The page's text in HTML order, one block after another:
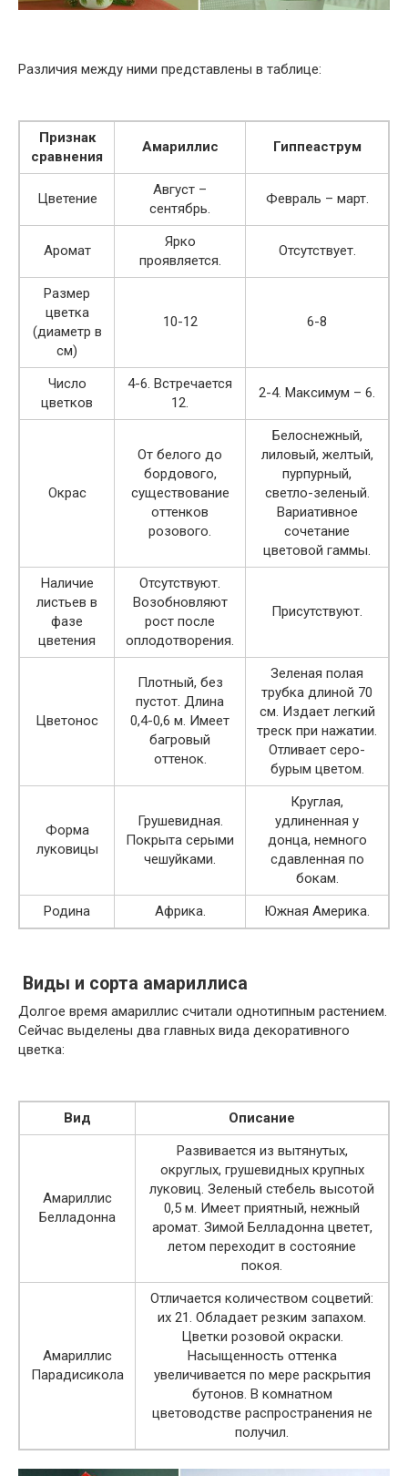
Различия между ними представлены в таблице:
Признак
сравнения
Амариллис Гиппеаструм
Цветение
Август –
сентябрь.
Февраль – март.
Аромат
Ярко
проявляется.
Отсутствует.
Размер
цветка
(диаметр в
см)
10-12 6-8
Число
цветков
4-6. Встречается
12.
2-4. Максимум – 6.
Окрас
От белого до
бордового,
существование
оттенков
розового.
Белоснежный,
лиловый, желтый,
пурпурный,
светло-зеленый.
Вариативное
сочетание
цветовой гаммы.
Наличие
листьев в
фазе
цветения
Отсутствуют.
Возобновляют
рост после
оплодотворения.
Присутствуют.
Цветонос
Плотный, без
пустот. Длина
0,4-0,6 м. Имеет
багровый
оттенок.
Зеленая полая
трубка длиной 70
см. Издает легкий
треск при нажатии.
Отливает серо-
бурым цветом.
Форма
луковицы
Грушевидная.
Покрыта серыми
чешуйками.
Круглая,
удлиненная у
донца, немного
сдавленная по
бокам.
Родина
Африка. Южная Америка.
Виды и сорта амариллиса
Долгое время амариллис считали однотипным растением.
Сейчас выделены два главных вида декоративного
цветка:
Вид Описание
Амариллис
Белладонна
Развивается из вытянутых,
округлых, грушевидных крупных
луковиц. Зеленый стебель высотой
0,5 м. Имеет приятный, нежный
аромат. Зимой Белладонна цветет,
летом переходит в состояние
покоя.
Амариллис
Парадисикола
Отличается количеством соцветий:
их 21. Обладает резким запахом.
Цветки розовой окраски.
Насыщенность оттенка
увеличивается по мере раскрытия
бутонов. В комнатном
цветоводстве распространения не
получил.